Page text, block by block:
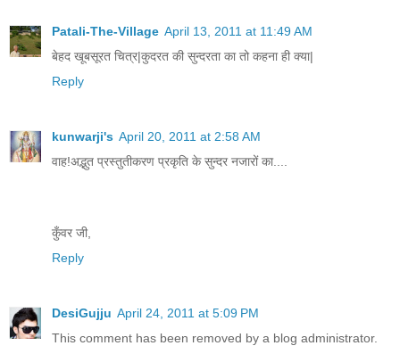
Patali-The-Village April 13, 2011 at 11:49 AM
बेहद खूबसूरत चित्र|कुदरत की सुन्दरता का तो कहना ही क्या|
Reply
kunwarji's April 20, 2011 at 2:58 AM
वाह!अद्भुत प्रस्तुतीकरण प्रकृति के सुन्दर नजारों का....
कुँवर जी,
Reply
DesiGujju April 24, 2011 at 5:09 PM
This comment has been removed by a blog administrator.